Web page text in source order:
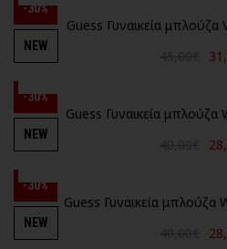
-30%
NEW
Guess Γυναικεία
-30%
NEW
Guess Γυναικεία μπλούζα
-30%
NEW
Guess Γυναικεία μπλούζα